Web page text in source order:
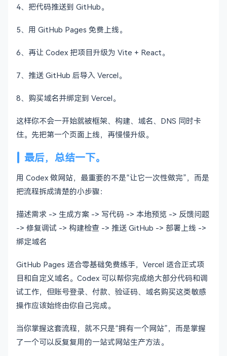
4、把代码推送到 GitHub。
5、用 GitHub Pages 免费上线。
6、再让 Codex 把项目升级为 Vite + React。
7、推送 GitHub 后导入 Vercel。
8、购买域名并绑定到 Vercel。
这样你不会一开始就被框架、构建、域名、DNS 同时卡
住。先把第一个页面上线，再慢慢升级。
最后，总结一下。
用 Codex 做网站，最重要的不是“让它一次性做完”，而是
把流程拆成清楚的小步骤：
描述需求 -> 生成方案 -> 写代码 -> 本地预览 -> 反馈问题
-> 修复调试 -> 构建检查 -> 推送 GitHub -> 部署上线 ->
绑定域名
GitHub Pages 适合零基础免费练手，Vercel 适合正式项
目和自定义域名。Codex 可以帮你完成绝大部分代码和调
试工作，但账号登录、付款、验证码、域名购买这类敏感
操作应该始终由你自己完成。
当你掌握这套流程，就不只是“拥有一个网站”，而是掌握
了一个可以反复复用的一站式网站生产方法。